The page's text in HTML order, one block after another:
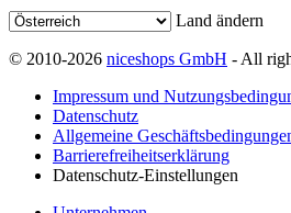
Land ändern
© 2010-2026 niceshops GmbH - All
Impressum und
Datenschutz
Allgemeine
Barrierefreiheitserklärung
Datenschutz-Einstellungen